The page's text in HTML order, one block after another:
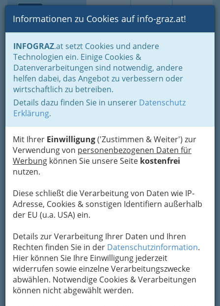
Suche Login Toggle
Informationen zu Cookies auf info-graz.at!
INFOGRAZ.at setzt Cookies und andere
Technologien ein. Einige Cookies &
Datenverarbeitungen sind notwendig, andere
helfen dabei, das Angebot zu verbessern oder
wirtschaftlich zu betreiben.
Details dazu finden Sie in unserer Datenschutz
Erklärung.
Mit Ihrer Einwilligung('Zustimmen & Weiter') zur
Verwendung von personenbezogenen Daten für
Werbung können Sie unsere Seite kostenfrei
nutzen.
Diese schließt die Verarbeitung von Daten wie IP-
Adresse, Cookies & sonstigen Identifiern außerhalb
der EU (u.a. USA) ein.
Details zur Verarbeitung Ihrer Daten und Ihren
Rechten finden Sie in der Datenschutzinformation.
Hier können Sie Ihre Einwilligung jederzeit
widerrufen sowie einzelne Verarbeitungszwecke
abwählen. Notwendige Cookies & Verarbeitungen
können nicht abgewählt werden.
Home Lebens-Guide
Tierfreunde
Tierärzte und Tierärztinnen / Tierarzt und Tierärztin
Tierazt Graz / Graz-
Umgebung bzw. Tierärztin
finden nach Bezirken
eindeutig nachgewiesen, einepositive Wirkung
auf die körperliche und emotionale
Gesundheit ihrer Herrchen und Frauchen!
Graz und Graz-Umgebung